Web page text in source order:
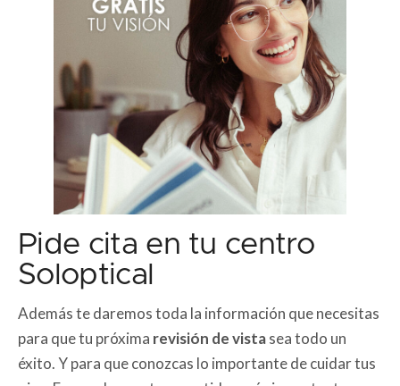
Pide cita en tu centro
Soloptical
Además te daremos toda la información que necesitas
para que tu próxima revisión de vistasea todo un
éxito. Y para que conozcas lo importante de cuidar tus